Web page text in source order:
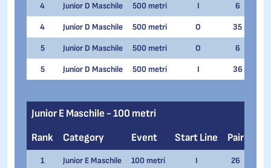
4 Junior D Maschile 500 metri I 6
4 Junior D Maschile 500 metri O 35
5 Junior D Maschile 500 metri O 6
5 Junior D Maschile 500 metri I 36
Junior E Maschile - 100 metri
Rank
Category Event Start Line Pair
1 Junior E Maschile 100 metri I 26